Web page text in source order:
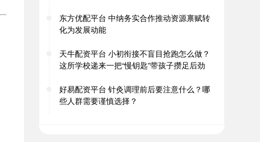
东方优配平台 中纳务实合作推动资源禀赋转
化为发展动能
天牛配资平台 小初衔接不盲目抢跑怎么做？
这所学校递来一把“慢钥匙”带孩子攒足后劲
好易配资平台 针灸调理前后要注意什么？哪
些人群需要谨慎选择？